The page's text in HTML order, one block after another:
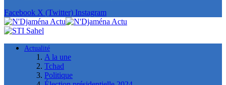
Facebook X (Twitter) Instagram
Actualité
A la une
Tchad
Politique